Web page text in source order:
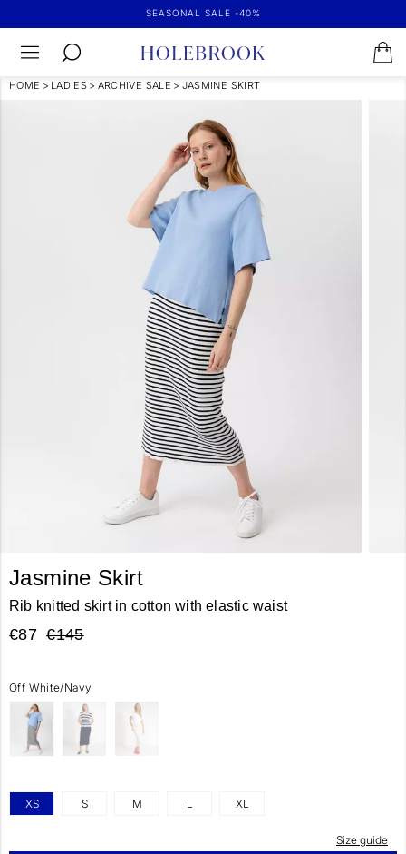
SEASONAL SALE -40%
HOME > LADIES > ARCHIVE SALE > JASMINE SKIRT
Jasmine Skirt
Rib knitted skirt in cotton with elastic waist
€87 €145
Off White/Navy
XS S M L XL
Size guide